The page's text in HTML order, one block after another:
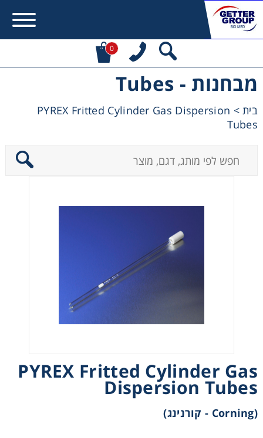
0
מבחנות - Tubes
בית>
PYREX Fritted Cylinder Gas Dispersion
Tubes
PYREX Fritted Cylinder Gas
Dispersion Tubes
(Corning - קורנינג)
Contact form not found.
Pumps
Sample Preparation